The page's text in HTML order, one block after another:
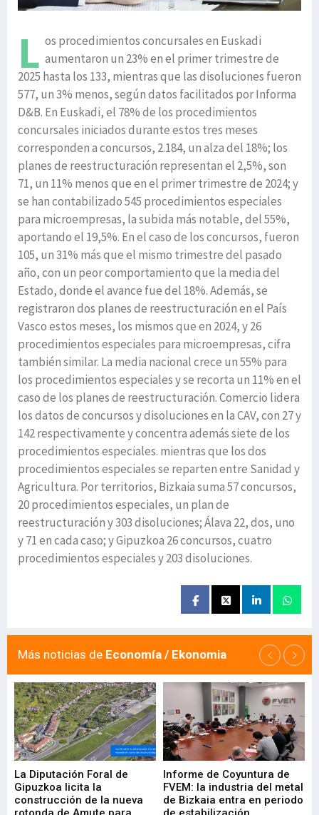
L os procedimientos concursales en Euskadi
aumentaron un 23% en el primer trimestre de
2025 hasta los 133, mientras que las disoluciones fueron
577, un 3% menos, según datos facilitados por Informa
D&B. En Euskadi, el 78% de los procedimientos
concursales iniciados durante estos tres meses
corresponden a concursos, 2.184, un alza del 18%; los
planes de reestructuración representan el 2,5%, son
71, un 11% menos que en el primer trimestre de 2024; y
se han contabilizado 545 procedimientos especiales
para microempresas, la subida más notable, del 55%,
aportando el 19,5%. En el caso de los concursos, fueron
105, un 31% más que el mismo trimestre del pasado
año, con un peor comportamiento que la media del
Estado, donde el avance fue del 18%. Además, se
registraron dos planes de reestructuración en el País
Vasco estos meses, los mismos que en 2024, y 26
procedimientos especiales para microempresas, cifra
también similar. La media nacional crece un 55% para
los procedimientos especiales y se recorta un 11% en el
caso de los planes de reestructuración. Comercio lidera
los datos de concursos y disoluciones en la CAV, con 27 y
142 respectivamente y concentra además siete de los
procedimientos especiales. mientras que los dos
procedimientos especiales se reparten entre Sanidad y
Agricultura. Por territorios, Bizkaia suma 57 concursos,
20 procedimientos especiales, un plan de
reestructuración y 303 disoluciones; Álava 22, dos, uno
y 71 en cada caso; y Gipuzkoa 26 concursos, cuatro
procedimientos especiales y 203 disoluciones.
Más noticias de Economía / Ekonomia
La Diputación Foral de
Gipuzkoa licita la
construcción de la nueva
Informe de Coyuntura de
FVEM: la industria del metal
de Bizkaia entra en periodo